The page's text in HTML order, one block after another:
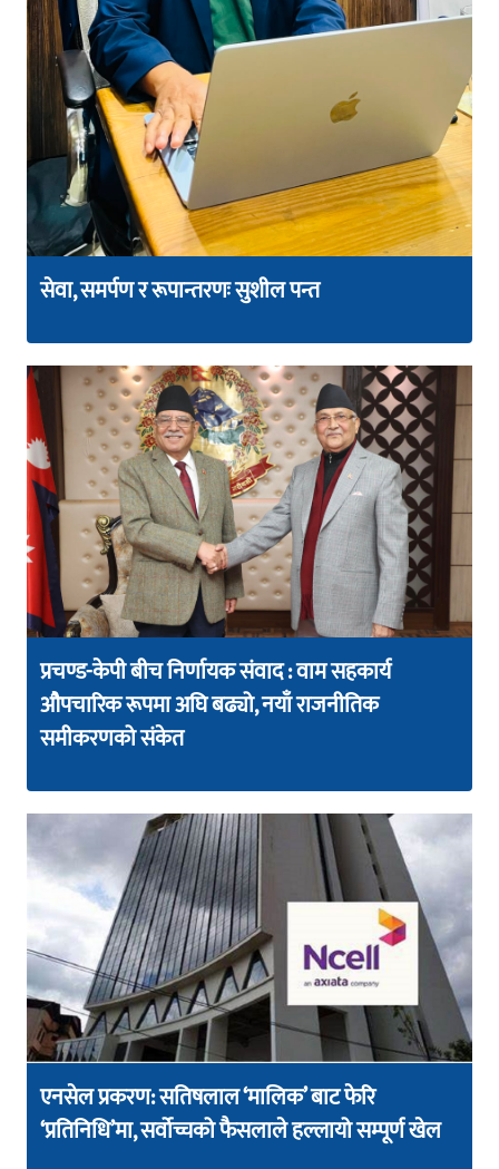
सेवा, समर्पण र रूपान्तरणः सुशील पन्त
प्रचण्ड-केपी बीच निर्णायक संवाद : वाम सहकार्य
औपचारिक रूपमा अघि बढ्यो, नयाँ राजनीतिक
समीकरणको संकेत
एनसेल प्रकरण: सतिषलाल ‘मालिक’ बाट फेरि
‘प्रतिनिधि’मा, सर्वोच्चको फैसलाले हल्लायो सम्पूर्ण खेल